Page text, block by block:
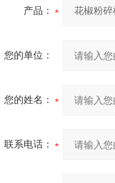
产品：
您的单位：
您的姓名：
联系电话：